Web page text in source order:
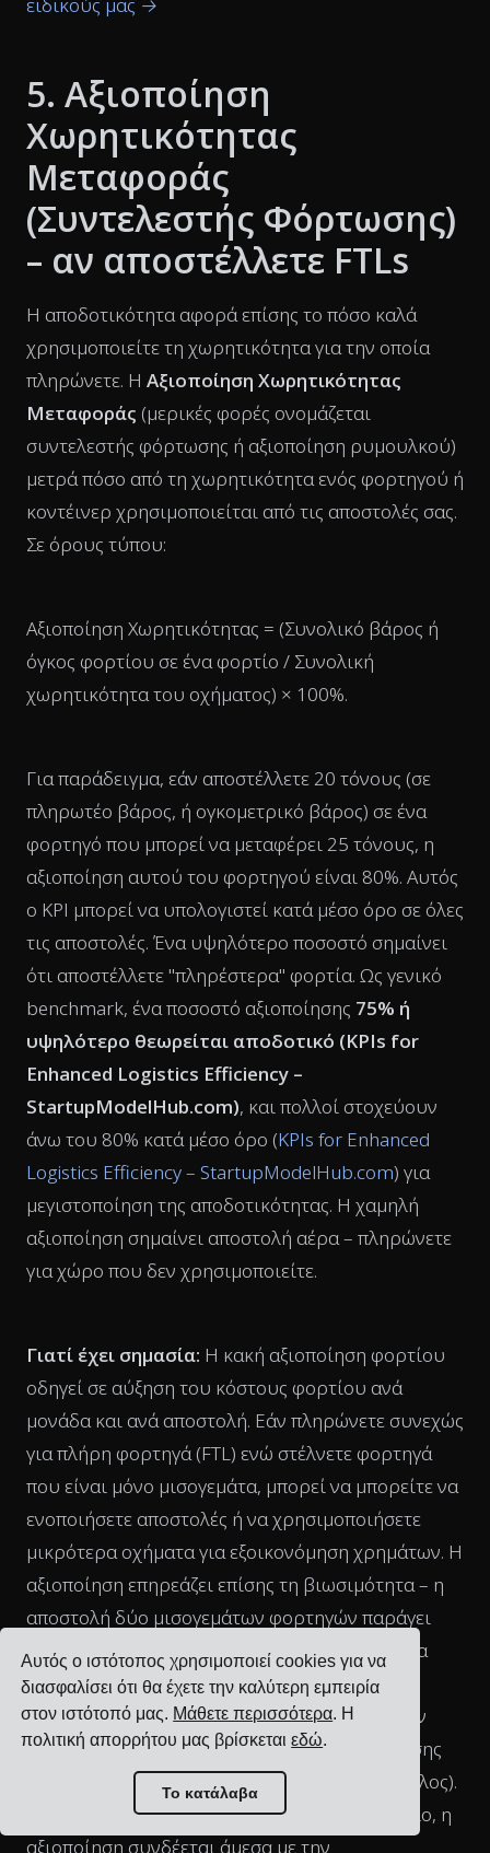
Αυτός ο ιστότοπος χρησιμοποιεί cookies για να
διασφαλίσει ότι θα έχετε την καλύτερη εμπειρία
στον ιστότοπό μας. Μάθετε περισσότερα. Η
πολιτική απορρήτου μας βρίσκεταιεδώ.
Το κατάλαβα
ειδικούς μας →
5. Αξιοποίηση
Χωρητικότητας
Μεταφοράς
(Συντελεστής Φόρτωσης)
– αν αποστέλλετε FTLs
Η αποδοτικότητα αφορά επίσης το πόσο καλά
χρησιμοποιείτε τη χωρητικότητα για την οποία
πληρώνετε. Η Αξιοποίηση Χωρητικότητας
Μεταφοράς (μερικές φορές ονομάζεται
συντελεστής φόρτωσης ή αξιοποίηση ρυμουλκού)
μετρά πόσο από τη χωρητικότητα ενός φορτηγού ή
κοντέινερ χρησιμοποιείται από τις αποστολές σας.
Σε όρους τύπου:
Αξιοποίηση Χωρητικότητας = (Συνολικό βάρος ή
όγκος φορτίου σε ένα φορτίο / Συνολική
χωρητικότητα του οχήματος) × 100%.
Για παράδειγμα, εάν αποστέλλετε 20 τόνους (σε
πληρωτέο βάρος, ή ογκομετρικό βάρος) σε ένα
φορτηγό που μπορεί να μεταφέρει 25 τόνους, η
αξιοποίηση αυτού του φορτηγού είναι 80%. Αυτός
ο KPI μπορεί να υπολογιστεί κατά μέσο όρο σε όλες
τις αποστολές. Ένα υψηλότερο ποσοστό σημαίνει
ότι αποστέλλετε "πληρέστερα" φορτία. Ως γενικό
benchmark, ένα ποσοστό αξιοποίησης 75% ή
υψηλότερο θεωρείται αποδοτικό (KPIs for
Enhanced Logistics Efficiency –
StartupModelHub.com), και πολλοί στοχεύουν
άνω του 80% κατά μέσο όρο (KPIs for Enhanced
Logistics Efficiency – StartupModelHub.com) για
μεγιστοποίηση της αποδοτικότητας. Η χαμηλή
αξιοποίηση σημαίνει αποστολή αέρα – πληρώνετε
για χώρο που δεν χρησιμοποιείτε.
Γιατί έχει σημασία: Η κακή αξιοποίηση φορτίου
οδηγεί σε αύξηση του κόστους φορτίου ανά
μονάδα και ανά αποστολή. Εάν πληρώνετε συνεχώς
για πλήρη φορτηγά (FTL) ενώ στέλνετε φορτηγά
που είναι μόνο μισογεμάτα, μπορεί να μπορείτε να
ενοποιήσετε αποστολές ή να χρησιμοποιήσετε
μικρότερα οχήματα για εξοικονόμηση χρημάτων. Η
αξιοποίηση επηρεάζει επίσης τη βιωσιμότητα – η
αποστολή δύο μισογεμάτων φορτηγών παράγει
περισσότερο CO2 από ένα γεμάτο φορτηγό. Για
εταιρείες στην Ευρώπη που αντιμετωπίζουν
υψηλό κόστος καυσίμων και πιέσεις εκπομπών
άνθρακα, η βελτίωση του συντελεστή φόρτωσης
είναι win-win (κόστος και περιβαλλοντικό όφελος).
Επιπλέον, εάν διαχειρίζεστε τον δικό σας στόλο, η
αξιοποίηση συνδέεται άμεσα με την